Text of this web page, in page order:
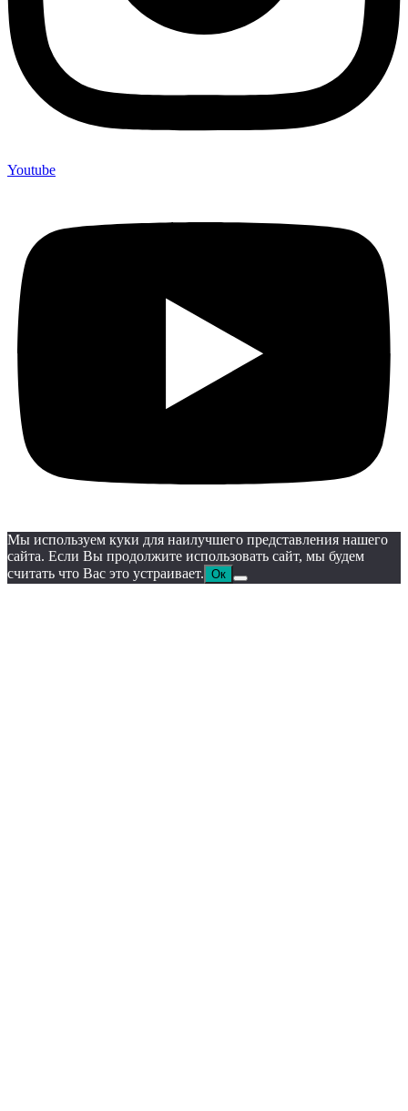
Youtube
Мы используем куки для наилучшего представления нашего
сайта. Если Вы продолжите использовать сайт, мы будем
считать что Вас это устраивает. Ок